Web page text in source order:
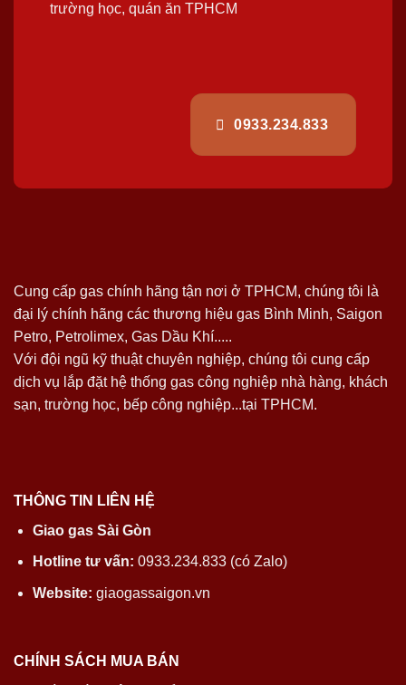
trường học, quán ăn TPHCM
0933.234.833
Cung cấp gas chính hãng tận nơi ở TPHCM, chúng tôi là
đại lý chính hãng các thương hiệu gas Bình Minh, Saigon
Petro, Petrolimex, Gas Dầu Khí.....
Với đội ngũ kỹ thuật chuyên nghiệp, chúng tôi cung cấp
dịch vụ lắp đặt hệ thống gas công nghiệp nhà hàng, khách
sạn, trường học, bếp công nghiệp...tại TPHCM.
THÔNG TIN LIÊN HỆ
Giao gas Sài Gòn
Hotline tư vấn: 0933.234.833 (có Zalo)
Website: giaogassaigon.vn
CHÍNH SÁCH MUA BÁN